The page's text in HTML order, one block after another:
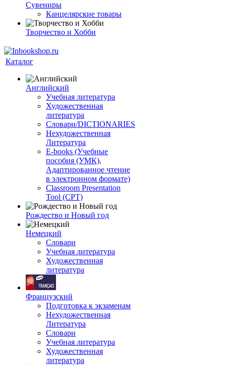
Сувениры
Канцелярские товары
Творчество и Хобби
Каталог
Английский
Учебная литература
Художественная
литература
Словари/DICTIONARIES
Нехудожественная
Литература
E-books (Учебные
пособия (УМК),
Адаптированное чтение
в электронном формате)
Classroom Presentation
Tool (CPT)
Рождество и Новый год
Немецкий
Словари
Учебная литература
Художественная
литература
Французский
Подготовка к экзаменам
Нехудожественная
Литература
Словари
Учебная литература
Художественная
литература